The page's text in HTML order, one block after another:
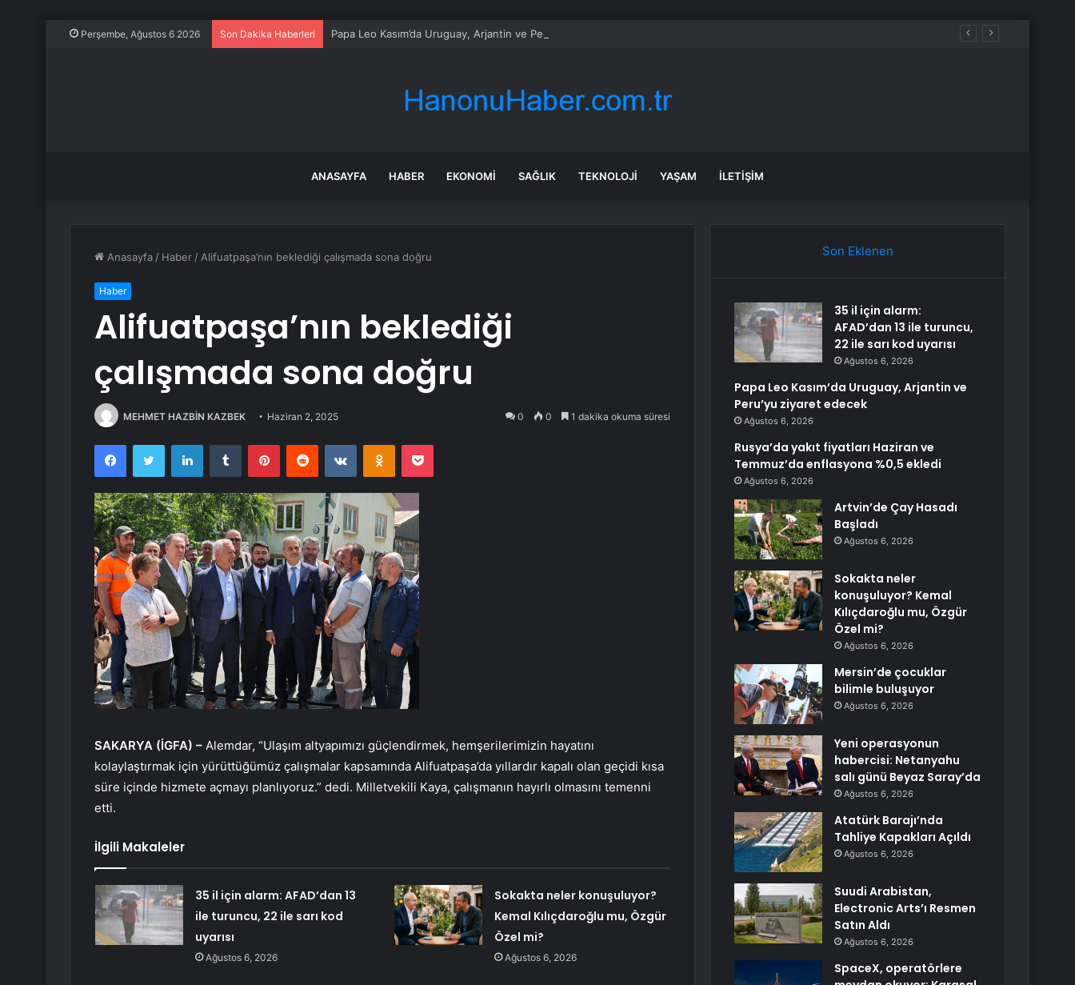
Perşembe, Ağustos 6 2026 Son Dakika Haberleri Papa Leo Kasım’da Uruguay, Arjantin ve Peru’yu ziyaret edecek
ANASAYFA HABER EKONOMI SAĞLIK TEKNOLOJI YAŞAM İLETIŞIM
Anasayfa / Haber / Alifuatpaşa’nın beklediği çalışmada sona doğru
Haber
Alifuatpaşa’nın beklediği
çalışmada sona doğru
MEHMET HAZBİN KAZBEK Haziran 2, 2025 0 0 1 dakika okuma süresi
FacebookTwitter LinkedInTumblr PinterestReddit VKontakteOdnoklassniki
Pocket
SAKARYA (İGFA) – Alemdar, “Ulaşım altyapımızı güçlendirmek, hemşerilerimizin hayatını
kolaylaştırmak için yürüttüğümüz çalışmalar kapsamında Alifuatpaşa’da yıllardır kapalı olan geçidi kısa
süre içinde hizmete açmayı planlıyoruz.” dedi. Milletvekili Kaya, çalışmanın hayırlı olmasını temenni
etti.
İlgili Makaleler
35 il için alarm: AFAD’dan 13
ile turuncu, 22 ile sarı kod
uyarısı
Ağustos 6, 2026
Sokakta neler konuşuluyor?
Kemal Kılıçdaroğlu mu, Özgür
Özel mi?
Ağustos 6, 2026
Son Eklenen
35 il için alarm:
AFAD’dan 13 ile turuncu,
22 ile sarı kod uyarısı
Ağustos 6, 2026
Papa Leo Kasım’da Uruguay, Arjantin ve
Peru’yu ziyaret edecek
Ağustos 6, 2026
Rusya’da yakıt fiyatları Haziran ve
Temmuz’da enflasyona %0,5 ekledi
Ağustos 6, 2026
Artvin’de Çay Hasadı
Başladı
Ağustos 6, 2026
Sokakta neler
konuşuluyor? Kemal
Kılıçdaroğlu mu, Özgür
Özel mi?
Ağustos 6, 2026
Mersin’de çocuklar
bilimle buluşuyor
Ağustos 6, 2026
Yeni operasyonun
habercisi: Netanyahu
salı günü Beyaz Saray’da
Ağustos 6, 2026
Atatürk Barajı’nda
Tahliye Kapakları Açıldı
Ağustos 6, 2026
Suudi Arabistan,
Electronic Arts’ı Resmen
Satın Aldı
Ağustos 6, 2026
SpaceX, operatörlere